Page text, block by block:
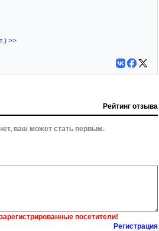
>>
Рейтинг отзыва
ваш может стать первым.
посетители!
Регистрация